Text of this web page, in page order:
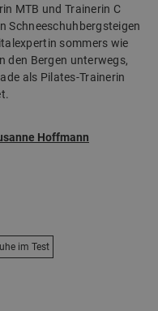
MTB und Trainerin C
Schneeschuhbergsteigen
sommers wie
den Bergen unterwegs,
als Pilates-Trainerin
Hoffmann
im Test